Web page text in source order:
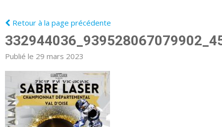
Retour à la page précédente
Publié le 29 mars 2023